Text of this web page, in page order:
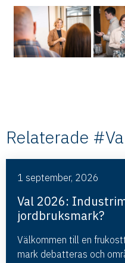
Relaterade
1 september, 2026
Val 2026:
jordbruksmark?
Välkommen till en
mark debatteras och